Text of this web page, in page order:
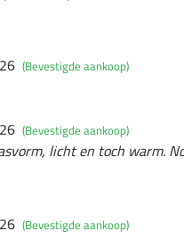
(Bevestigde aankoop)
(Bevestigde aankoop)
licht en toch warm.
(Bevestigde aankoop)